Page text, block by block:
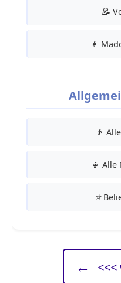
📝
👧
👦
👧 Alle
⭐
←